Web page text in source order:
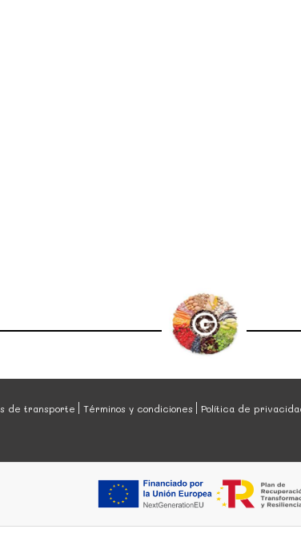
de transporte Términos y condiciones Política de